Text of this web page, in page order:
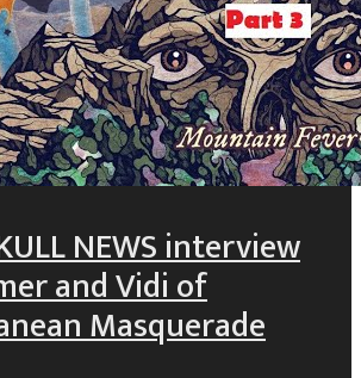
NEWS interview
and Vidi of
Masquerade